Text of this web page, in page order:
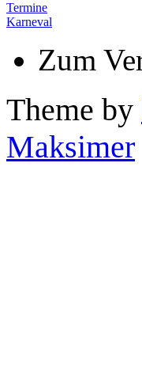
Termine
Karneval
Zum
Theme by
Maksimer